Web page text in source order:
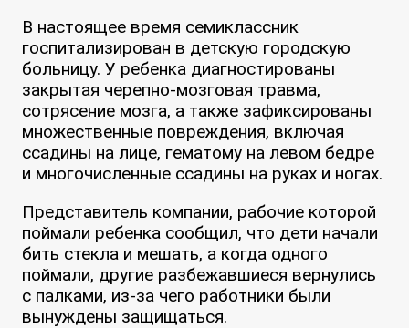
В настоящее время семиклассник
госпитализирован в детскую городскую
больницу. У ребенка диагностированы
закрытая черепно-мозговая травма,
сотрясение мозга, а также зафиксированы
множественные повреждения, включая
ссадины на лице, гематому на левом бедре
и многочисленные ссадины на руках и ногах.
Представитель компании, рабочие которой
поймали ребенка сообщил, что дети начали
бить стекла и мешать, а когда одного
поймали, другие разбежавшиеся вернулись
с палками, из-за чего работники были
вынуждены защищаться.